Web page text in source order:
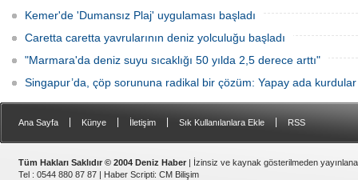
Kemer'de 'Dumansız Plaj' uygulaması başladı
Caretta caretta yavrularının deniz yolculuğu başladı
"Marmara'da deniz suyu sıcaklığı 50 yılda 2,5 derece arttı"
Singapur’da, çöp sorununa radikal bir çözüm: Yapay ada kurdular
Ana Sayfa Künye İletişim Sık Kullanılanlara Ekle RSS
Tüm Hakları Saklıdır © 2004 Deniz Haber | İzinsiz ve kaynak gösterilmeden
Tel : 0544 880 87 87 | Haber Scripti: CM Bilişim